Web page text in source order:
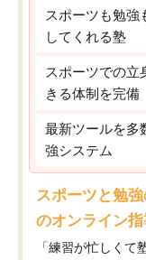
スポーツも勉強
してくれる塾
スポーツでの立
きる体制を完備
最新ツールを多
強システム
スポーツと勉
のオンライン
「練習が忙しくて